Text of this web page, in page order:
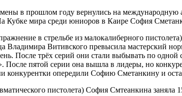
в прошлом году вернулись на
Кубке мира среди юниоров в Каире София
в стрельбе из малокалиберного
Владимира Витивского превысила мастерский
После трёх серий они стали выбывать по
После пятой серии она вышла в лидеры, но
конкурентки опередили Софию Сметанкину и
пистолета) София Смтеанкина заняла